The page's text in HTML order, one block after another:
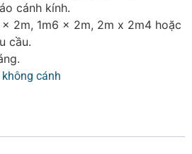
cánh kính.
x 2m, 1m6 x 2m, 2m x 2m4 hoặc
cầu.
cánh